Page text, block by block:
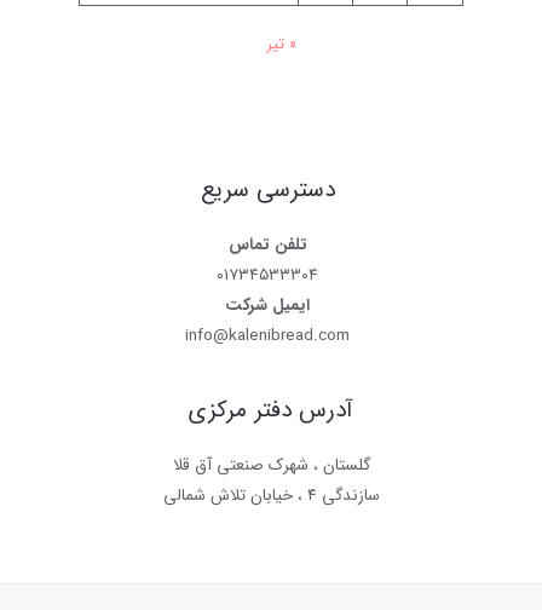
« تیر
دسترسی سریع
تلفن تماس
۰۱۷۳۴۵۳۳۳۰۴
ایمیل شرکت
info@kalenibread.com
آدرس دفتر مرکزی
گلستان ، شهرک صنعتی آق قلا
سازندگی ۴ ، خیابان تلاش شمالی